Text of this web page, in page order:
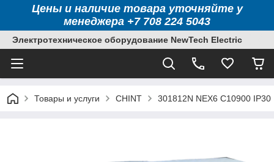
Цены и наличие товара уточняйте у
менеджера +7 708 224 5043
Электротехническое оборудование NewTech Electric
Товары и услуги CHINT 301812N NEX6 С10900